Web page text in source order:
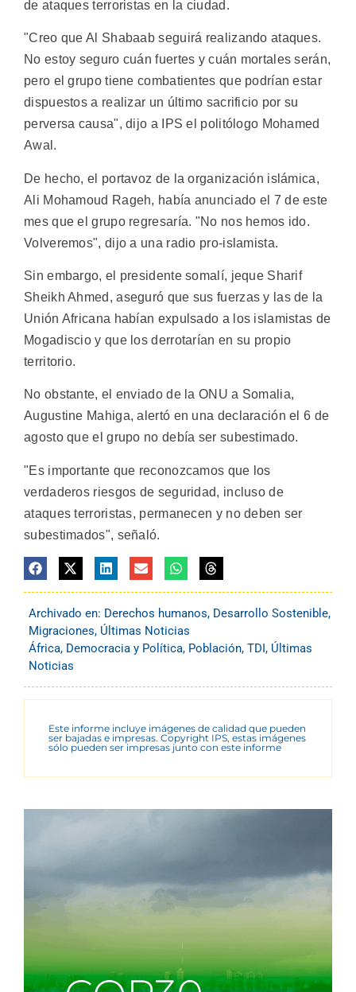
de ataques terroristas en la ciudad.
"Creo que Al Shabaab seguirá realizando ataques.
No estoy seguro cuán fuertes y cuán mortales serán,
pero el grupo tiene combatientes que podrían estar
dispuestos a realizar un último sacrificio por su
perversa causa", dijo a IPS el politólogo Mohamed
Awal.
De hecho, el portavoz de la organización islámica,
Ali Mohamoud Rageh, había anunciado el 7 de este
mes que el grupo regresaría. "No nos hemos ido.
Volveremos", dijo a una radio pro-islamista.
Sin embargo, el presidente somalí, jeque Sharif
Sheikh Ahmed, aseguró que sus fuerzas y las de la
Unión Africana habían expulsado a los islamistas de
Mogadiscio y que los derrotarían en su propio
territorio.
No obstante, el enviado de la ONU a Somalia,
Augustine Mahiga, alertó en una declaración el 6 de
agosto que el grupo no debía ser subestimado.
"Es importante que reconozcamos que los
verdaderos riesgos de seguridad, incluso de
ataques terroristas, permanecen y no deben ser
subestimados", señaló.
Archivado en: Derechos humanos, Desarrollo Sostenible,
Migraciones, Últimas Noticias
África, Democracia y Política, Población, TDI , Últimas
Noticias
Este informe incluye imágenes de calidad que pueden
ser bajadas e impresas. Copyright IPS, estas imágenes
sólo pueden ser impresas junto con este informe